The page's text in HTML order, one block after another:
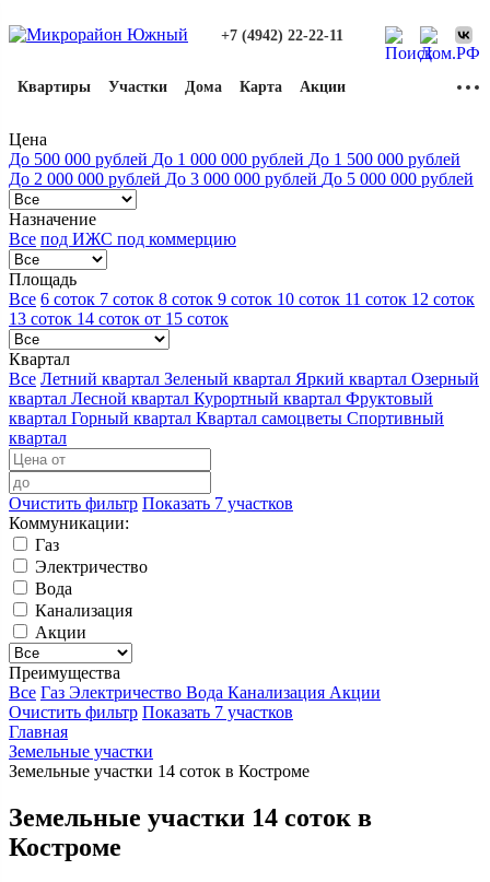
+7 (4942) 22-22-11
Квартиры Участки Дома Карта Акции
Цена
До 500 000 рублей До 1 000 000 рублей До 1 500 000 рублей
До 2 000 000 рублей До 3 000 000 рублей До 5 000 000 рублей
Назначение
Все под ИЖС под коммерцию
Площадь
Все 6 соток 7 соток 8 соток 9 соток 10 соток 11 соток 12 соток
13 соток 14 соток от 15 соток
Квартал
Все Летний квартал Зеленый квартал Яркий квартал Озерный
квартал Лесной квартал Курортный квартал Фруктовый
квартал Горный квартал Квартал самоцветы Спортивный
квартал
Очистить фильтр Показать 7 участков
Коммуникации:
Газ
Электричество
Вода
Канализация
Акции
Преимущества
Все Газ Электричество Вода Канализация Акции
Очистить фильтр Показать 7 участков
Главная
Земельные участки
Земельные участки 14 соток в Костроме
Земельные участки 14 соток в
Костроме